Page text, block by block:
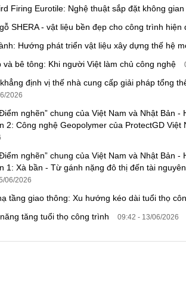
Firing Eurotile: Nghệ thuật sắp đặt không
SHERA - vật liệu bền đẹp cho công trình hiện
Hướng phát triển vật liệu xây dựng thế hệ
và bê tông: Khi người Việt làm chủ công nghệ
định vị thế nhà cung cấp giải pháp tổng
2026
nghẽn” chung của Việt Nam và Nhật Bản
2: Công nghệ Geopolymer của ProtectGD
nghẽn” chung của Việt Nam và Nhật Bản
1: Xà bần - Từ gánh nặng đô thị đến tài
06/2026
tầng giao thông: Xu hướng kéo dài tuổi thọ
tăng tuổi thọ công trình
09:42 - 13/06/2026